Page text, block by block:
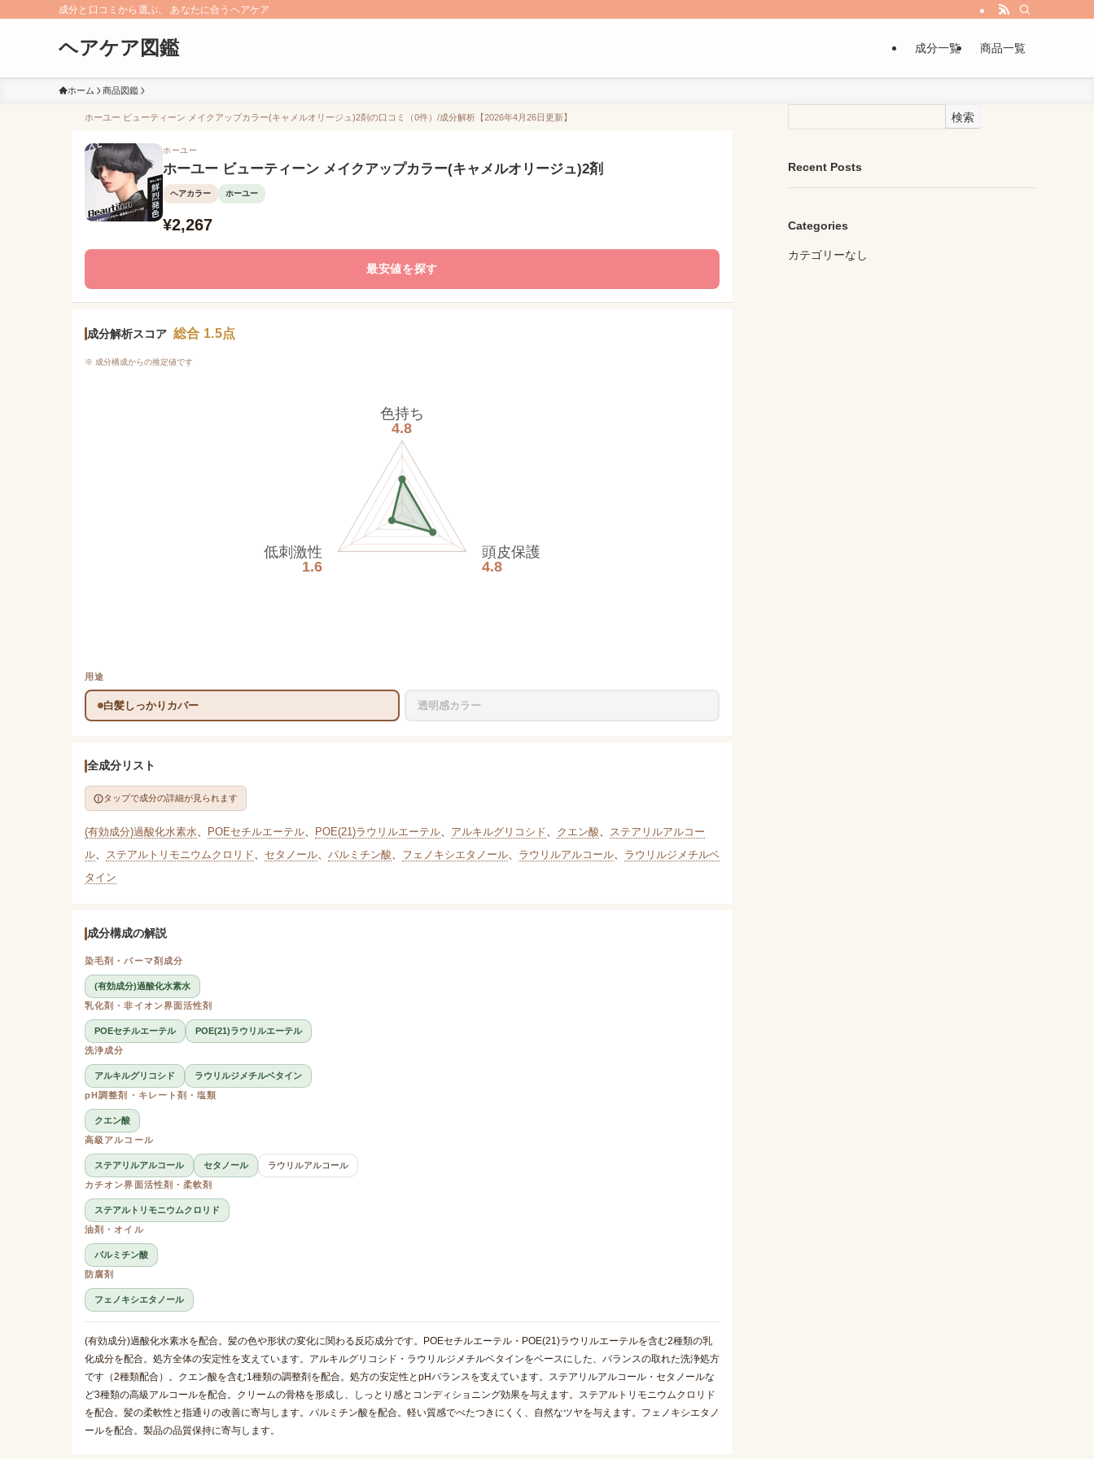
成分と口コミから選ぶ、 あなたに合うヘアケア
ヘアケア図鑑 成分一覧 商品一覧
ホーム 商品図鑑
ホーユー ビューティーン メイクアップカラー(キャメルオリージュ)2剤の口コミ（0件）/成分解析【2026年4月26日更新】
ホーユー
ホーユー ビューティーン メイクアップカラー(キャメルオリージュ)2剤
ヘアカラー ホーユー
¥2,267
最安値を探す
成分解析スコア 総合 1.5点
※ 成分構成からの推定値です
色持ち
4.8
頭皮保護
4.8
低刺激性
1.6
用途
白髪しっかりカバー 透明感カラー
全成分リスト
タップで成分の詳細が見られます
(有効成分)過酸化水素水、 POEセチルエーテル、 POE(21)ラウリルエーテル、 アルキルグリコシド、 クエン酸、 ステアリルアルコー
ル、 ステアルトリモニウムクロリド、 セタノール、 パルミチン酸、 フェノキシエタノール、 ラウリルアルコール、 ラウリルジメチルベ
タイン
成分構成の解説
染毛剤・パーマ剤成分
(有効成分)過酸化水素水
乳化剤・非イオン界面活性剤
POEセチルエーテル
POE(21)ラウリルエーテル
洗浄成分
アルキルグリコシド
ラウリルジメチルベタイン
pH調整剤・キレート剤・塩類
クエン酸
高級アルコール
ステアリルアルコール セタノール
ラウリルアルコール
カチオン界面活性剤・柔軟剤
ステアルトリモニウムクロリド
油剤・オイル
パルミチン酸
防腐剤
フェノキシエタノール
(有効成分)過酸化水素水を配合。髪の色や形状の変化に関わる反応成分です。POEセチルエーテル・POE(21)ラウリルエーテルを含む2種類の乳
化成分を配合。処方全体の安定性を支えています。アルキルグリコシド・ラウリルジメチルベタインをベースにした、バランスの取れた洗浄処方
です（2種類配合）。クエン酸を含む1種類の調整剤を配合。処方の安定性とpHバランスを支えています。ステアリルアルコール・セタノールな
ど3種類の高級アルコールを配合。クリームの骨格を形成し、しっとり感とコンディショニング効果を与えます。ステアルトリモニウムクロリド
を配合。髪の柔軟性と指通りの改善に寄与します。パルミチン酸を配合。軽い質感でべたつきにくく、自然なツヤを与えます。フェノキシエタノ
ールを配合。製品の品質保持に寄与します。
検索
Recent Posts
Categories
カテゴリーなし